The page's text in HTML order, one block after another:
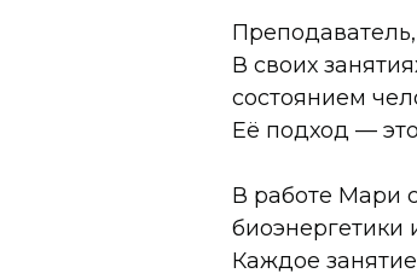
В своих
состоянием
Её подход —
В работе Мари
биоэнергетики
Каждое